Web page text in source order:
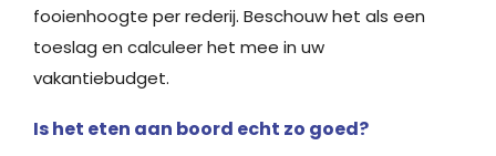
fooienhoogte per rederij. Beschouw het als een
toeslag en calculeer het mee in uw
vakantiebudget.
Is het eten aan boord echt zo goed?